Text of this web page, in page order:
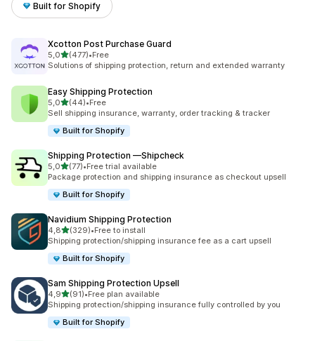
Built for Shopify
Xcotton Post Purchase Guard
5,0z 5 hvězd
(477)
Celkový počet recenzí: 477
•Free
Solutions of shipping protection, return and extended warranty
Easy Shipping Protection
5,0z 5 hvězd
(44)
Celkový počet recenzí: 44
•Free
Sell shipping insurance, warranty, order tracking & tracker
Built for Shopify
Shipping Protection —Shipcheck
5,0z 5 hvězd
(77)
Celkový počet recenzí: 77
•Free trial available
Package protection and shipping insurance as checkout upsell
Built for Shopify
Navidium Shipping Protection
4,8z 5 hvězd
(329)
Celkový počet recenzí: 329
•Free to install
Shipping protection/shipping insurance fee as a cart upsell
Built for Shopify
Sam Shipping Protection Upsell
4,9z 5 hvězd
(91)
Celkový počet recenzí: 91
•Free plan available
Shipping protection/shipping insurance fully controlled by you
Built for Shopify